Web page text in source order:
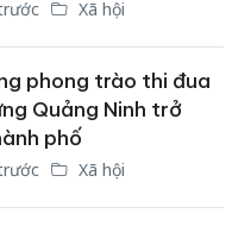
Xã hội
phong trào thi đua
Quảng Ninh trở
phố
Xã hội